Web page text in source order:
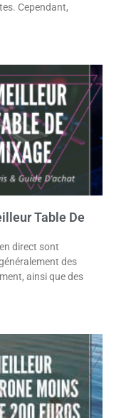
Cependant,
Table De
direct sont
des
ainsi que des